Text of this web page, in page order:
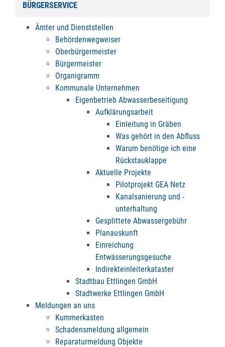
BÜRGERSERVICE
Ämter und Dienststellen
Behördenwegweiser
Oberbürgermeister
Bürgermeister
Organigramm
Kommunale Unternehmen
Eigenbetrieb Abwasserbeseitigung
Aufklärungsarbeit
Einleitung in Gräben
Was gehört in den Abfluss
Warum benötige ich eine
Rückstauklappe
Aktuelle Projekte
Pilotprojekt GEA Netz
Kanalsanierung und -
unterhaltung
Gesplittete Abwassergebühr
Planauskunft
Einreichung
Entwässerungsgesuche
Indirekteinleiterkataster
Stadtbau Ettlingen GmbH
Stadtwerke Ettlingen GmbH
Meldungen an uns
Kummerkasten
Schadensmeldung allgemein
Reparaturmeldung Objekte